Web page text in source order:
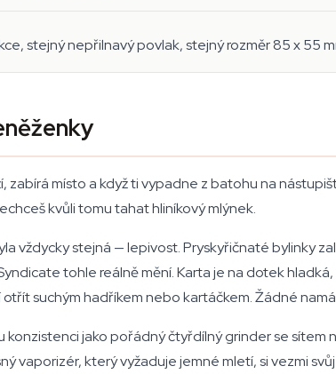
stejný nepřilnavý povlak, stejný rozměr 85 x 55
místo a když ti vypadne z batohu na
kvůli tomu tahat hliníkový mlýnek.
vždycky stejná — lepivost. Pryskyřičnaté bylinky
tohle reálně mění. Karta je na dotek
suchým hadříkem nebo kartáčkem. Žádné
jako pořádný čtyřdílný grinder se sítem
vaporizér, který vyžaduje jemné mletí, si vezmi